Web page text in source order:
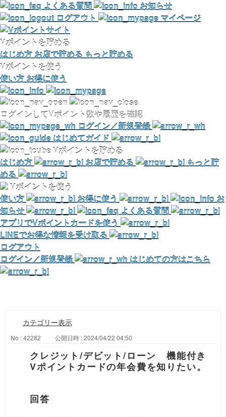
よくある質問
お知らせ
ログアウト
マイページ
Vポイントを貯める
はじめ方 お店で貯める もっと貯める
Vポイントを使う
使い方 お得に使う
ログインしてVポイント数や履歴を確認
ログイン／新規登録
はじめてガイド
Vポイントを貯める
はじめ方
お店で貯める
もっと貯
める
Vポイントを使う
使い方
お得に使う
お
知らせ
よくある質問
アプリでVポイントカードを使う
LINEでお得な情報を受け取る
ログアウト
ログイン／新規登録
はじめての方はこちら
カテゴリー表示
No : 42282 公開日時 : 2024/04/22 04:50
クレジット/デビット/ローン 機能付き
Vポイントカードの年会費を知りたい。